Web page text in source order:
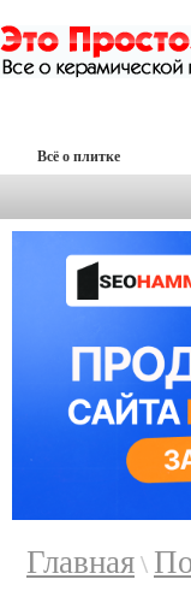
Всё о плитке
Главная \